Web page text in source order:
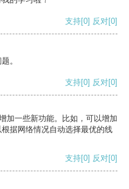
支持[0] 反对[0]
。
支持[0] 反对[0]
加一些新功能。比如，可以增加
据网络情况自动选择最优的线
支持[0] 反对[0]